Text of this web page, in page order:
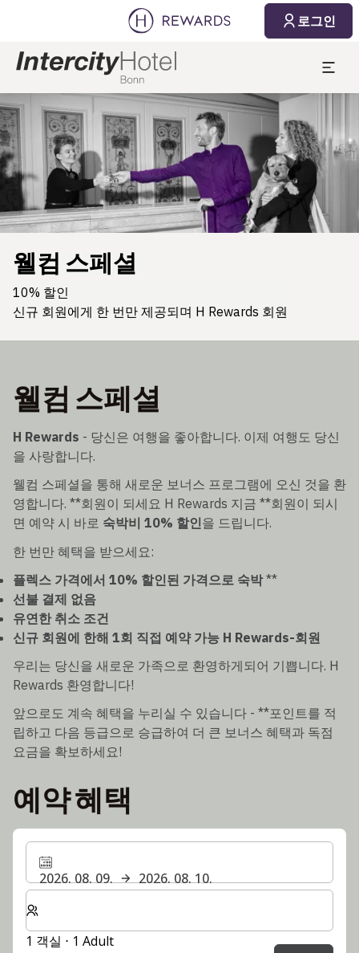
로그인
슬라이드 1 의 1
웰컴 스페셜
10% 할인
신규 회원에게 한 번만 제공되며 H Rewards 회원
웰컴 스페셜
H Rewards - 당신은 여행을 좋아합니다. 이제 여행도 당신
을 사랑합니다.
웰컴 스페셜을 통해 새로운 보너스 프로그램에 오신 것을 환
영합니다. **회원이 되세요 H Rewards 지금 **회원이 되시
면 예약 시 바로 숙박비 10% 할인을 드립니다.
한 번만 혜택을 받으세요:
플렉스 가격에서 10% 할인된 가격으로 숙박**
선불 결제 없음
유연한 취소 조건
신규 회원에 한해 1회 직접 예약 가능 H Rewards-회원
우리는 당신을 새로운 가족으로 환영하게되어 기쁩니다. H
Rewards 환영합니다!
앞으로도 계속 혜택을 누리실 수 있습니다 - **포인트를 적
립하고 다음 등급으로 승급하여 더 큰 보너스 혜택과 독점
요금을 확보하세요!
예약 혜택
2026. 08. 09.
2026. 08. 10.
숙박할 객실 및 게스트 수 선택
1 객실 ⋅ 1 Adult